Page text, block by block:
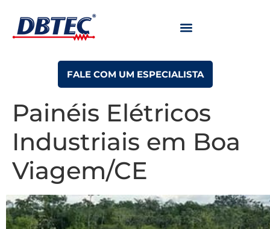
FALE COM UM ESPECIALISTA
Painéis Elétricos
Industriais em Boa
Viagem/CE